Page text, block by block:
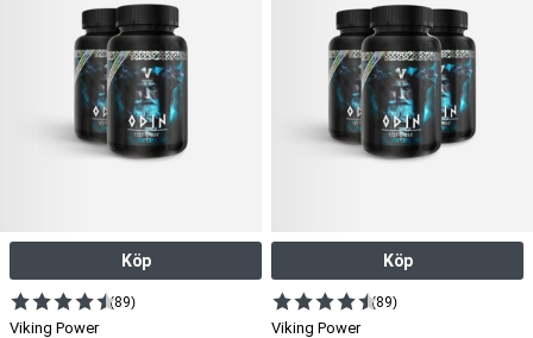
Köp
(89)
Viking Power
Köp
(89)
Viking Power